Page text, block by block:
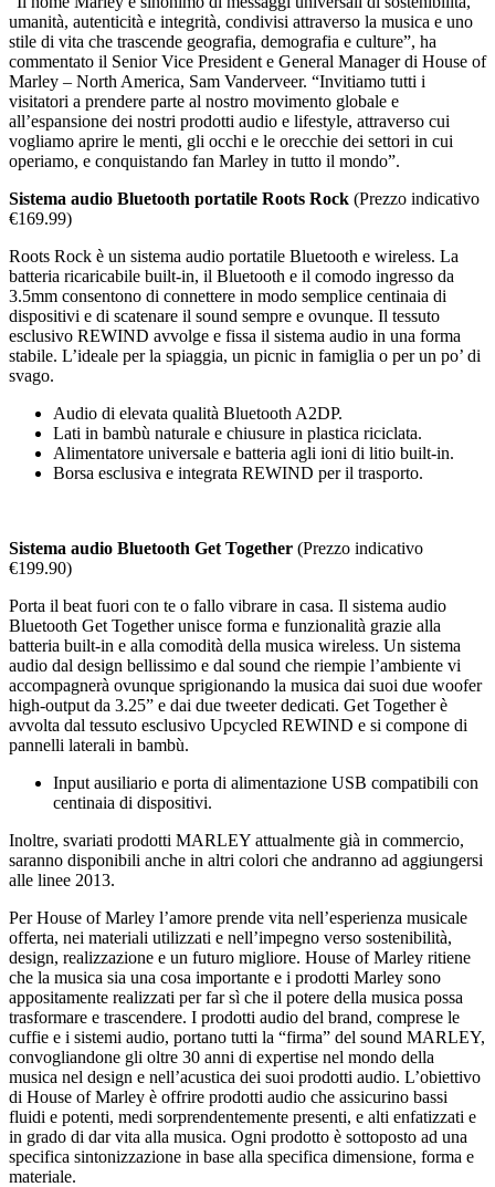
umanità, autenticità e integrità, condivisi attraverso la musica e uno
stile di vita che trascende geografia, demografia e culture”, ha
commentato il Senior Vice President e General Manager di House of
Marley – North America, Sam Vanderveer. “Invitiamo tutti i
visitatori a prendere parte al nostro movimento globale e
all’espansione dei nostri prodotti audio e lifestyle, attraverso cui
vogliamo aprire le menti, gli occhi e le orecchie dei settori in cui
operiamo, e conquistando fan Marley in tutto il mondo”.
Sistema audio Bluetooth portatile Roots Rock (Prezzo indicativo
€169.99)
Roots Rock è un sistema audio portatile Bluetooth e wireless. La
batteria ricaricabile built-in, il Bluetooth e il comodo ingresso da
3.5mm consentono di connettere in modo semplice centinaia di
dispositivi e di scatenare il sound sempre e ovunque. Il tessuto
esclusivo REWIND avvolge e fissa il sistema audio in una forma
stabile. L’ideale per la spiaggia, un picnic in famiglia o per un po’ di
svago.
Audio di elevata qualità Bluetooth A2DP.
Lati in bambù naturale e chiusure in plastica riciclata.
Alimentatore universale e batteria agli ioni di litio built-in.
Borsa esclusiva e integrata REWIND per il trasporto.
Sistema audio Bluetooth Get Together (Prezzo indicativo
€199.90)
Porta il beat fuori con te o fallo vibrare in casa. Il sistema audio
Bluetooth Get Together unisce forma e funzionalità grazie alla
batteria built-in e alla comodità della musica wireless. Un sistema
audio dal design bellissimo e dal sound che riempie l’ambiente vi
accompagnerà ovunque sprigionando la musica dai suoi due woofer
high-output da 3.25” e dai due tweeter dedicati. Get Together è
avvolta dal tessuto esclusivo Upcycled REWIND e si compone di
pannelli laterali in bambù.
Input ausiliario e porta di alimentazione USB compatibili con
centinaia di dispositivi.
Inoltre, svariati prodotti MARLEY attualmente già in commercio,
saranno disponibili anche in altri colori che andranno ad aggiungersi
alle linee 2013.
Per House of Marley l’amore prende vita nell’esperienza musicale
offerta, nei materiali utilizzati e nell’impegno verso sostenibilità,
design, realizzazione e un futuro migliore. House of Marley ritiene
che la musica sia una cosa importante e i prodotti Marley sono
appositamente realizzati per far sì che il potere della musica possa
trasformare e trascendere. I prodotti audio del brand, comprese le
cuffie e i sistemi audio, portano tutti la “firma” del sound MARLEY,
convogliandone gli oltre 30 anni di expertise nel mondo della
musica nel design e nell’acustica dei suoi prodotti audio. L’obiettivo
di House of Marley è offrire prodotti audio che assicurino bassi
fluidi e potenti, medi sorprendentemente presenti, e alti enfatizzati e
in grado di dar vita alla musica. Ogni prodotto è sottoposto ad una
specifica sintonizzazione in base alla specifica dimensione, forma e
materiale.